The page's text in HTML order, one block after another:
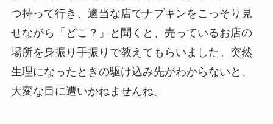
つ持って行き、適当な店でナプキンをこっそり見
せながら「どこ？」と聞くと、売っているお店の
場所を身振り手振りで教えてもらいました。突然
生理になったときの駆け込み先がわからないと、
大変な目に遭いかねませんね。